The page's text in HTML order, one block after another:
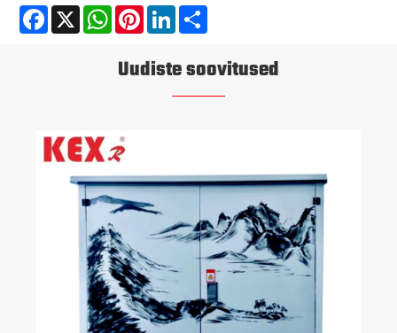
Facebook
X WhatsAppPinterestLinkedIn
Uudiste soovitused